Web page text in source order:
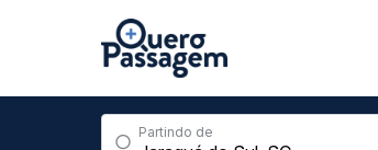
Partindo de